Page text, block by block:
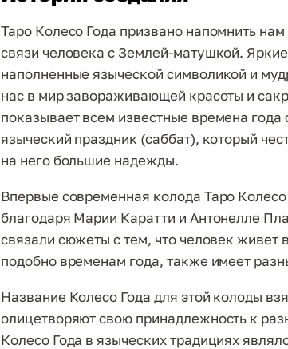
Таро Колесо Года призвано напомнить
связи человека с Землей-матушкой.
наполненные языческой символикой и
нас в мир завораживающей красоты и
показывает всем известные времена года
языческий праздник (саббат), который
на него большие надежды.
Впервые современная колода Таро Колесо
благодаря Марии Каратти и Антонелле
связали сюжеты с тем, что человек живет
подобно временам года, также имеет
Название Колесо Года для этой колоды
олицетворяют свою принадлежность к
Колесо Года в языческих традициях